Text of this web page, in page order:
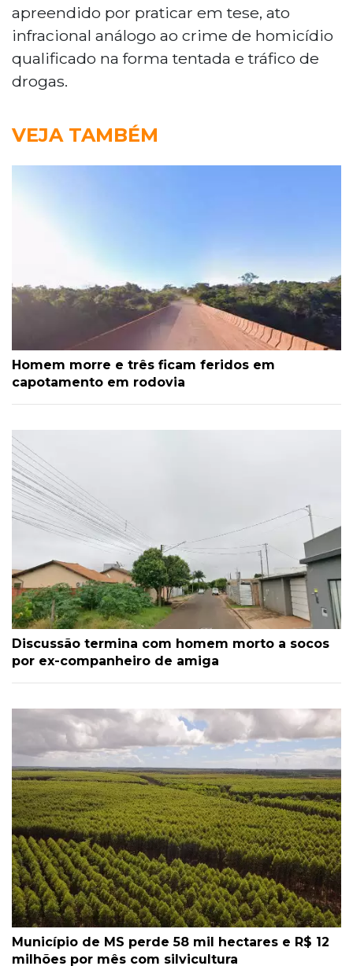
apreendido por praticar em tese, ato
infracional análogo ao crime de homicídio
qualificado na forma tentada e tráfico de
drogas.
VEJA TAMBÉM
Homem morre e três ficam feridos em
capotamento em rodovia
Discussão termina com homem morto a socos
por ex-companheiro de amiga
Município de MS perde 58 mil hectares e R$ 12
milhões por mês com silvicultura